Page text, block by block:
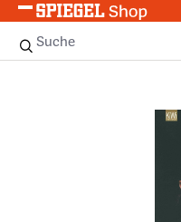
Zum Hauptinhalt springen
Suche